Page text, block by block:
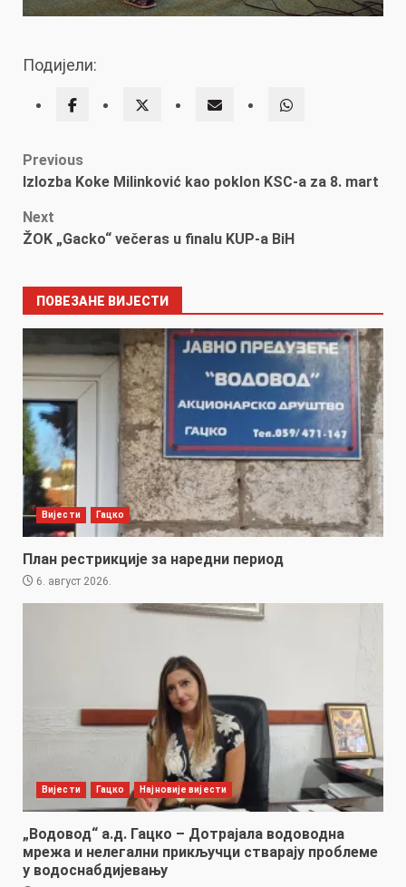
Подијели:
Post
Previous
Izlozba Koke Milinković kao poklon KSC-a za 8. mart
Next
ŽOK „Gacko“ večeras u finalu KUP-a BiH
ПОВЕЗАНЕ ВИЈЕСТИ
Вијести Гацко
План рестрикције за наредни период
6. август 2026.
Вијести Гацко Најновије вијести
„Водовод“ а.д. Гацко – Дотрајала водоводна
мрежа и нелегални прикључци стварају проблеме
у водоснабдијевању